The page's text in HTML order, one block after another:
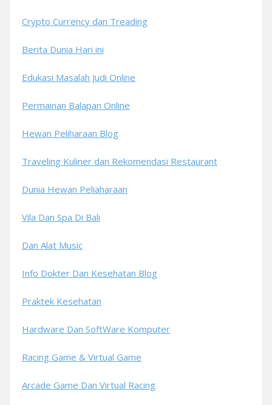
Crypto Currency dan Treading
Berita Dunia Hari ini
Edukasi Masalah Judi Online
Permainan Balapan Online
Hewan Peliharaan Blog
Traveling Kuliner dan Rekomendasi Restaurant
Dunia Hewan Peliaharaan
Vila Dan Spa Di Bali
Dan Alat Music
Info Dokter Dan Kesehatan Blog
Praktek Kesehatan
Hardware Dan SoftWare Komputer
Racing Game & Virtual Game
Arcade Game Dan Virtual Racing